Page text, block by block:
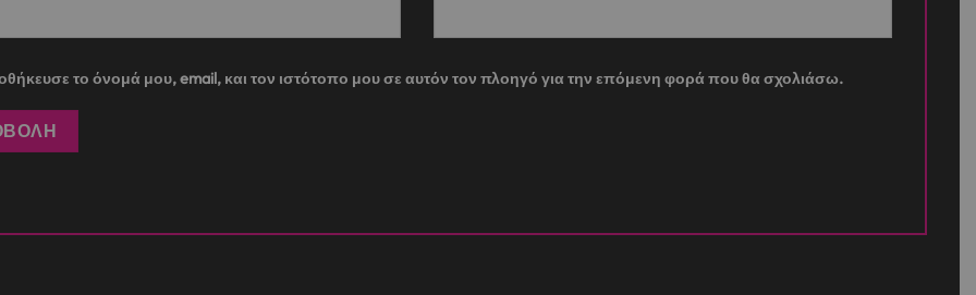
το όνομά μου, email, και τον ιστότοπο μου σε αυτόν τον πλοηγό για την επόμενη φορά που θα σχολιάσω.